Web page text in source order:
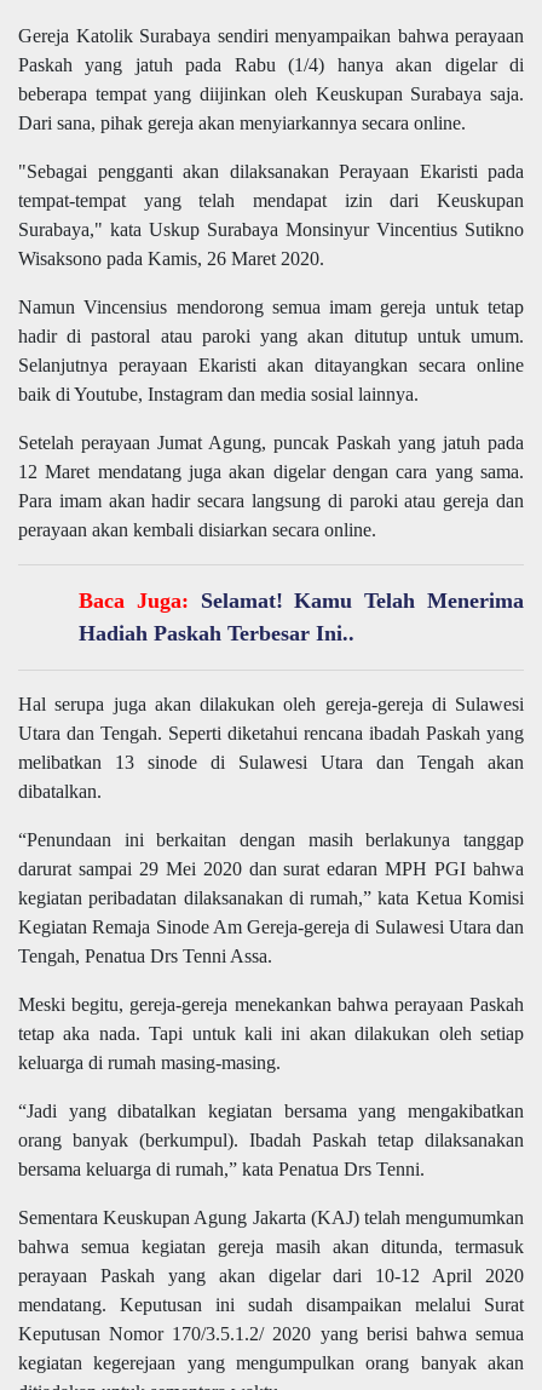
Gereja Katolik Surabaya sendiri menyampaikan bahwa perayaan
Paskah yang jatuh pada Rabu (1/4) hanya akan digelar di
beberapa tempat yang diijinkan oleh Keuskupan Surabaya saja.
Dari sana, pihak gereja akan menyiarkannya secara online.
"Sebagai pengganti akan dilaksanakan Perayaan Ekaristi pada
tempat-tempat yang telah mendapat izin dari Keuskupan
Surabaya," kata Uskup Surabaya Monsinyur Vincentius Sutikno
Wisaksono pada Kamis, 26 Maret 2020.
Namun Vincensius mendorong semua imam gereja untuk tetap
hadir di pastoral atau paroki yang akan ditutup untuk umum.
Selanjutnya perayaan Ekaristi akan ditayangkan secara online
baik di Youtube, Instagram dan media sosial lainnya.
Setelah perayaan Jumat Agung, puncak Paskah yang jatuh pada
12 Maret mendatang juga akan digelar dengan cara yang sama.
Para imam akan hadir secara langsung di paroki atau gereja dan
perayaan akan kembali disiarkan secara online.
Baca Juga: Selamat! Kamu Telah Menerima
Hadiah Paskah Terbesar Ini..
Hal serupa juga akan dilakukan oleh gereja-gereja di Sulawesi
Utara dan Tengah. Seperti diketahui rencana ibadah Paskah yang
melibatkan 13 sinode di Sulawesi Utara dan Tengah akan
dibatalkan.
“Penundaan ini berkaitan dengan masih berlakunya tanggap
darurat sampai 29 Mei 2020 dan surat edaran MPH PGI bahwa
kegiatan peribadatan dilaksanakan di rumah,” kata Ketua Komisi
Kegiatan Remaja Sinode Am Gereja-gereja di Sulawesi Utara dan
Tengah, Penatua Drs Tenni Assa.
Meski begitu, gereja-gereja menekankan bahwa perayaan Paskah
tetap aka nada. Tapi untuk kali ini akan dilakukan oleh setiap
keluarga di rumah masing-masing.
“Jadi yang dibatalkan kegiatan bersama yang mengakibatkan
orang banyak (berkumpul). Ibadah Paskah tetap dilaksanakan
bersama keluarga di rumah,” kata Penatua Drs Tenni.
Sementara Keuskupan Agung Jakarta (KAJ) telah mengumumkan
bahwa semua kegiatan gereja masih akan ditunda, termasuk
perayaan Paskah yang akan digelar dari 10-12 April 2020
mendatang. Keputusan ini sudah disampaikan melalui Surat
Keputusan Nomor 170/3.5.1.2/ 2020 yang berisi bahwa semua
kegiatan kegerejaan yang mengumpulkan orang banyak akan